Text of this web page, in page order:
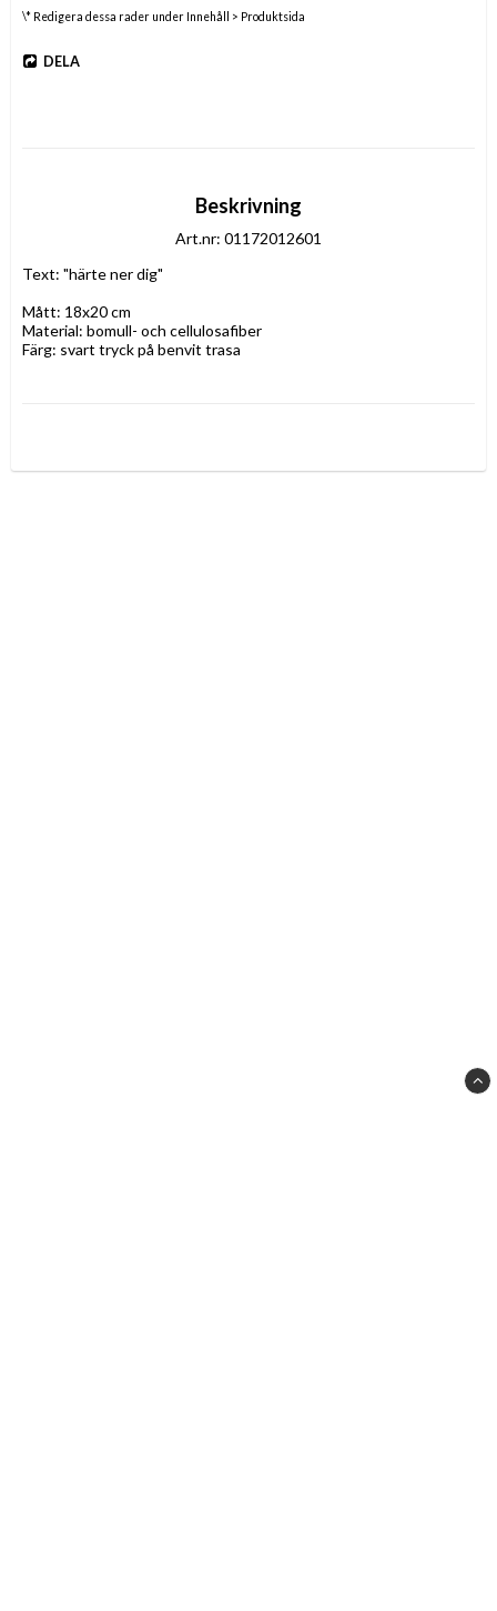
\* Redigera dessa rader under Innehåll > Produktsida
DELA
Beskrivning
Art.nr: 01172012601
Text: "härte ner dig"
Mått: 18x20 cm
Material: bomull- och cellulosafiber
Färg: svart tryck på benvit trasa